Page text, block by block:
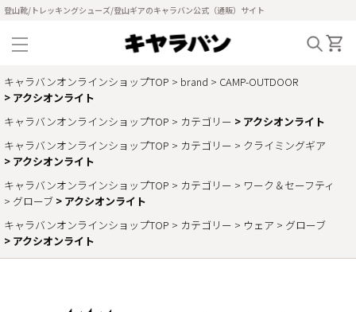
登山靴/トレッキングシューズ/登山ギアのキャラバン公式（通販）サイト
キャラバンオンラインショップTOP brand
CAMP-OUTDOOR
アクシオンライト
キャラバンオンラインショップTOP
カテゴリー
アクシオンライト
キャラバンオンラインショップTOP
カテゴリー
クライミングギア
アクシオンライト
キャラバンオンラインショップTOP
カテゴリー
ワーク＆セーフティ
グローブ
アクシオンライト
キャラバンオンラインショップTOP
カテゴリー ウェア
グローブ
アクシオンライト